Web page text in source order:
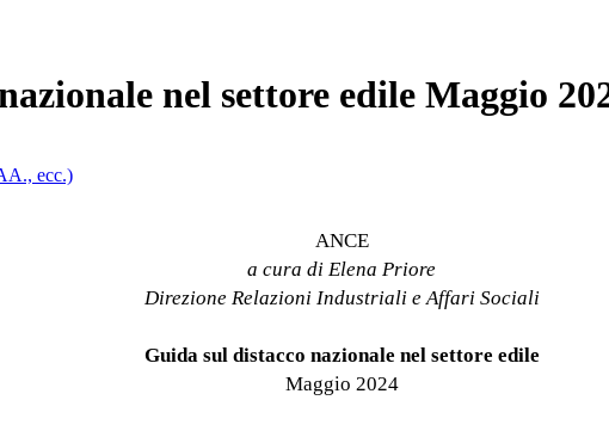
nel settore edile Maggio
ecc.)
ANCE
a cura di Elena Priore
Direzione Relazioni Industriali e Affari Sociali
Guida sul distacco nazionale nel settore edile
Maggio 2024